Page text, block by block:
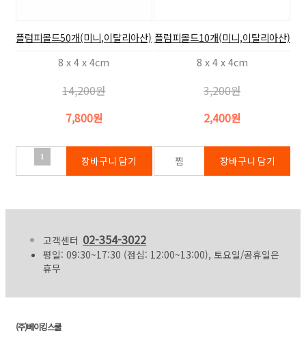
플럼피몰드50개(미니,이탈리아산)
8 x 4 x 4cm
14,200원
7,800원
플럼피몰드10개(미니,이탈리아산)
8 x 4 x 4cm
3,200원
2,400원
1
고객센터 02-354-3022
평일: 09:30~17:30 (점심: 12:00~13:00), 토요일/공휴일은
휴무
(주)베이킹스쿨